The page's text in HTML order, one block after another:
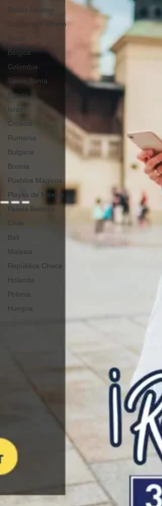
Bodas Destino
Concurso Febrero
Suiza
Bélgica
Colombia
Tierra Santa
Egipto
Israel
Croacia
Rumania
Bulgaria
Bosnia
Pueblos Mágicos
Playas de México
Países Bálticos
Chile
Bali
Malasia
República Checa
Holanda
Polonia
Hungría